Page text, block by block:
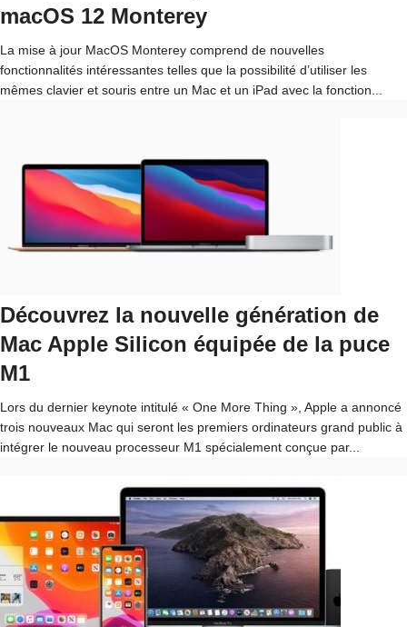
macOS 12 Monterey
La mise à jour MacOS Monterey comprend de nouvelles
fonctionnalités intéressantes telles que la possibilité d’utiliser les
mêmes clavier et souris entre un Mac et un iPad avec la fonction...
Découvrez la nouvelle génération de
Mac Apple Silicon équipée de la puce
M1
Lors du dernier keynote intitulé « One More Thing », Apple a annoncé
trois nouveaux Mac qui seront les premiers ordinateurs grand public à
intégrer le nouveau processeur M1 spécialement conçue par...